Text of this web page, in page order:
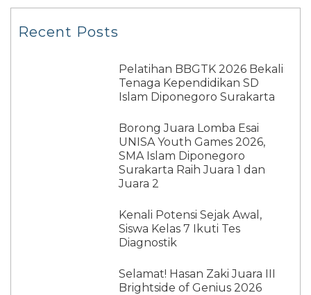
Recent Posts
Pelatihan BBGTK 2026 Bekali
Tenaga Kependidikan SD
Islam Diponegoro Surakarta
Borong Juara Lomba Esai
UNISA Youth Games 2026,
SMA Islam Diponegoro
Surakarta Raih Juara 1 dan
Juara 2
Kenali Potensi Sejak Awal,
Siswa Kelas 7 Ikuti Tes
Diagnostik
Selamat! Hasan Zaki Juara III
Brightside of Genius 2026